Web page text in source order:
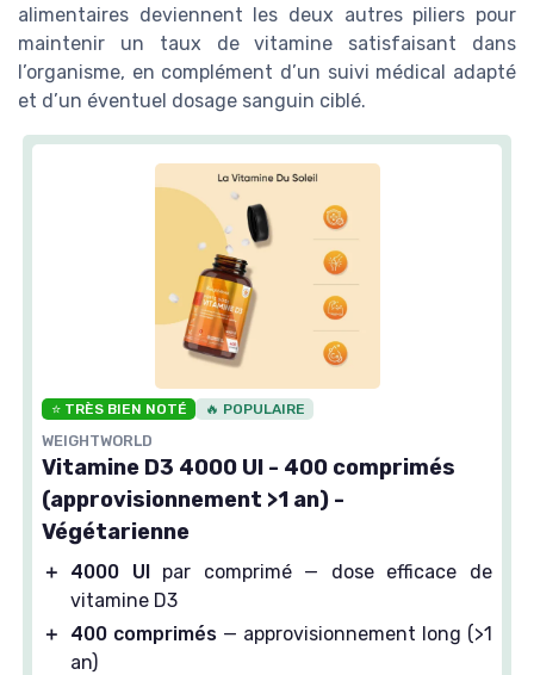
alimentaires deviennent les deux autres piliers pour
maintenir un taux de vitamine satisfaisant dans
l’organisme, en complément d’un suivi médical adapté
et d’un éventuel dosage sanguin ciblé.
⭐ TRÈS BIEN NOTÉ 🔥 POPULAIRE
WEIGHTWORLD
Vitamine D3 4000 UI - 400 comprimés
(approvisionnement >1 an) -
Végétarienne
＋ 4000 UI
par comprimé — dose efficace de
vitamine D3
＋
400 comprimés — approvisionnement long (>1
an)